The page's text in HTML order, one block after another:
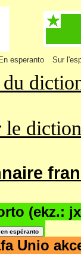
En esperanto Sur
(ekz.:
Unio